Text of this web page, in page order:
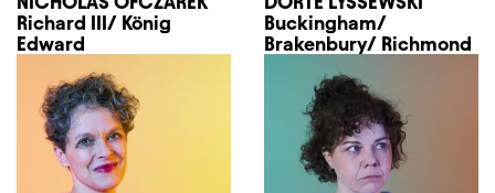
Richard III/ König
Edward
Buckingham/
Brakenbury/ Richmond